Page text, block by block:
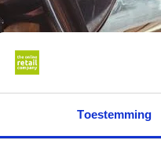
Toestemming